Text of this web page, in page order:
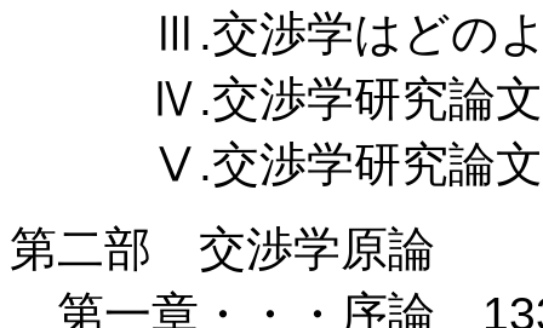
Ⅲ.交渉学はどのよ
Ⅳ.交渉学研究論文
Ⅴ.交渉学研究論文
第二部 交渉学原論
第一章・・・序論